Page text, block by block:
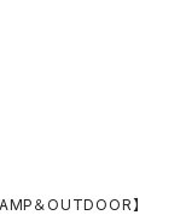
＆OUTDOOR】